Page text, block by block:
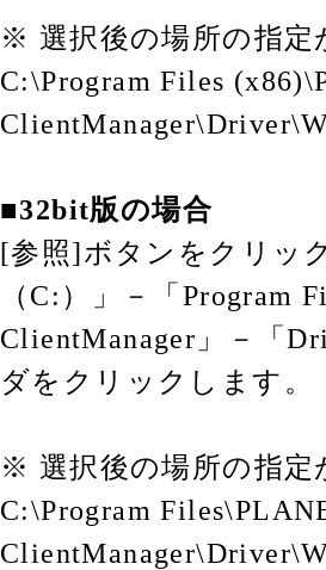
※ 選択後の場所の指定
C:\Program Files
■32bit版の場合
[参照]ボタンをクリッ
（C:）」－「Program
ClientManager」－「
ダをクリックします。
※ 選択後の場所の指定
C:\Program